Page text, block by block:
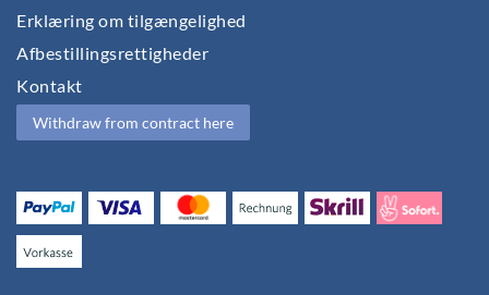
Erklæring om tilgængelighed
Afbestillingsrettigheder
Kontakt
Withdraw from contract here